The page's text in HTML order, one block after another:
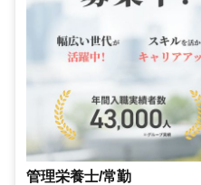
管理栄養士/常勤